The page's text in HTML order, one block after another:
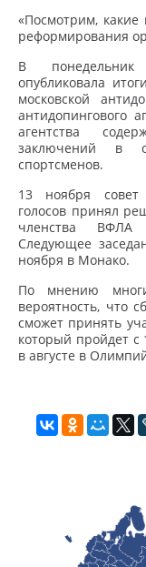
«Посмотрим,
реформирования
В понедельник
опубликовала
московской
антидопингового
агентства
заключений в
спортсменов.
13 ноября совет
голосов принял
членства ВФЛА
Следующее
ноября в Монако.
По мнению
вероятность, что
сможет принять
который пройдет
в августе в